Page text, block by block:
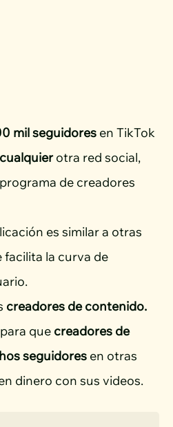
mil seguidores en TikTok
otra red social,
de creadores
es similar a otras
facilita la curva de
creadores de contenido.
que creadores de
seguidores en otras
dinero con sus videos.